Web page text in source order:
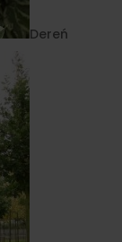
Dereń